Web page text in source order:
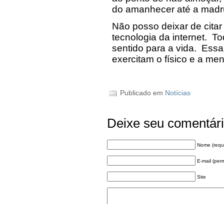
do amanhecer até a
Não posso deixar de
tecnologia da internet.
sentido para a vida.
exercitam o físico e a
Publicado em Notícias
Deixe seu
Nome
E-mail
Site